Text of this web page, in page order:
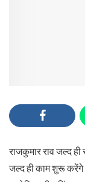
राजकुमार राव जल्द ही
जल्द ही काम शुरू